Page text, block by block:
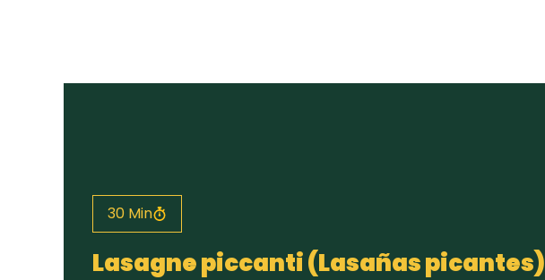
Todas las recetas
30 Min
Lasagne piccanti (Lasañas picantes)